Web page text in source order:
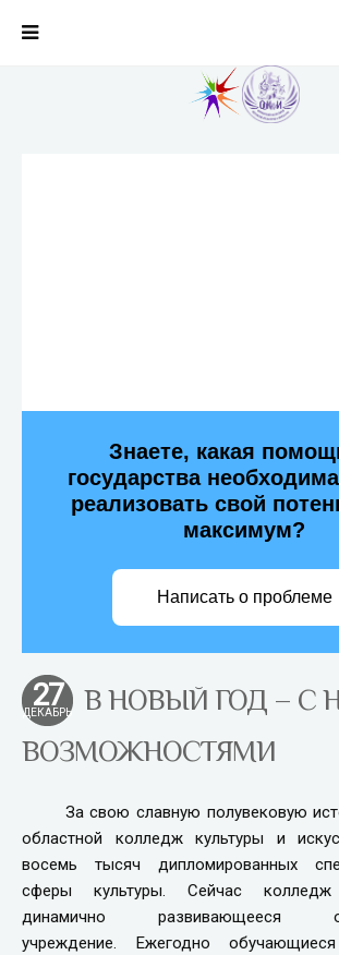
Знаете, какая
государства
реализовать свой
максимум?
Написать о проблеме
27
ДЕКАБРЬ
В НОВЫЙ ГОД – С
ВОЗМОЖНОСТЯМИ
За свою славную полувековую
областной колледж культуры и
восемь тысяч дипломированных
сферы культуры. Сейчас
динамично развивающееся
учреждение. Ежегодно